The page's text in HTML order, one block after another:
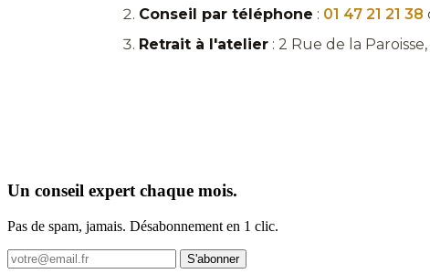
Conseil par téléphone : 01 47 21 21 38
Retrait à l'atelier : 2 Rue de la
Un conseil expert chaque mois.
Pas de spam, jamais. Désabonnement en 1 clic.
S'abonner